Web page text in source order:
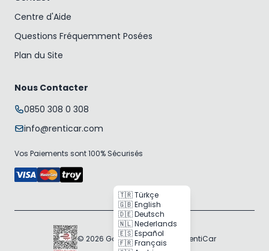
Centre d'Aide
Questions Fréquemment Posées
Plan du Site
Nous Contacter
0850 308 0 308
info@renticar.com
Vos Paiements sont 100% Sécurisés
© 2026 Gogocar Bilişim A.Ş. | RentiCar
🇹🇷 Türkçe
🇬🇧 English
🇩🇪 Deutsch
🇳🇱 Nederlands
🇪🇸 Español
🇫🇷 Français